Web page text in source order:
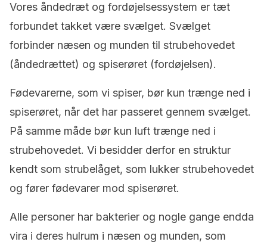
Vores åndedræt og fordøjelsessystem er tæt
forbundet takket være svælget. Svælget
forbinder næsen og munden til strubehovedet
(åndedrættet) og spiserøret (fordøjelsen).
Fødevarerne, som vi spiser, bør kun trænge ned i
spiserøret, når det har passeret gennem svælget.
På samme måde bør kun luft trænge ned i
strubehovedet. Vi besidder derfor en struktur
kendt som strubelåget, som lukker strubehovedet
og fører fødevarer mod spiserøret.
Alle personer har bakterier og nogle gange endda
vira i deres hulrum i næsen og munden, som